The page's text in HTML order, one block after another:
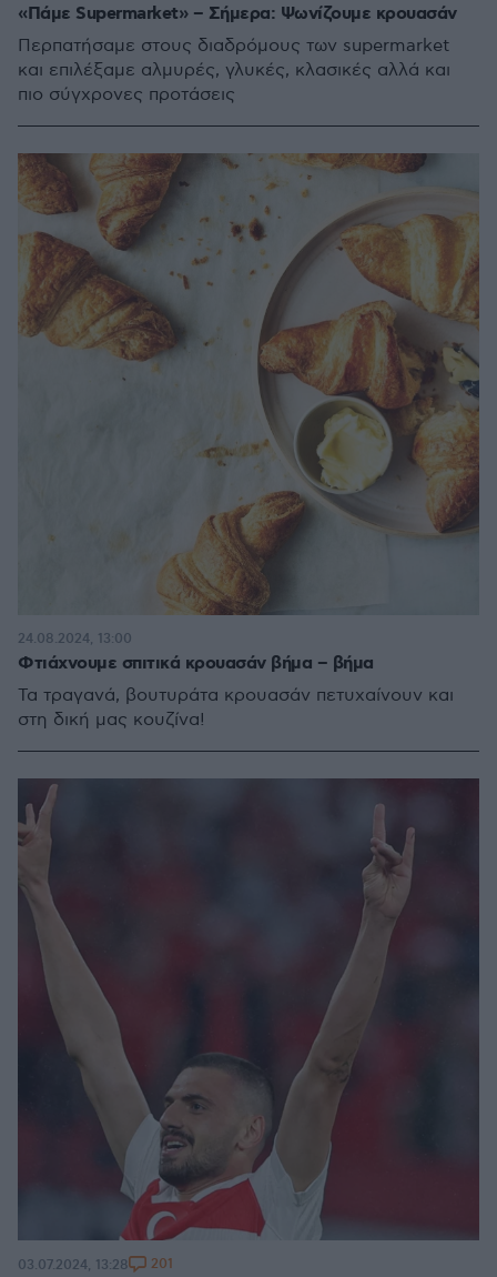
«Πάμε Supermarket» – Σήμερα: Ψωνίζουμε κρουασάν
Περπατήσαμε στους διαδρόμους των supermarket
και επιλέξαμε αλμυρές, γλυκές, κλασικές αλλά και
πιο σύγχρονες προτάσεις
Φτιάχνουμε σπιτικά κρουασάν βήμα – βήμα
Τα τραγανά, βουτυράτα κρουασάν πετυχαίνουν και
στη δική μας κουζίνα!
24.08.2024, 13:00
03.07.2024, 13:28 201